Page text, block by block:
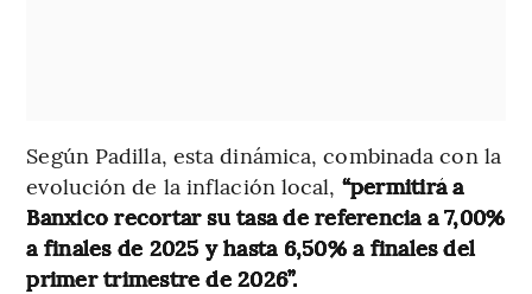
Según Padilla, esta dinámica, combinada con la
evolución de la inflación local, “permitirá a
Banxico recortar su tasa de referencia a 7,00%
a finales de 2025 y hasta 6,50% a finales del
primer trimestre de 2026”.